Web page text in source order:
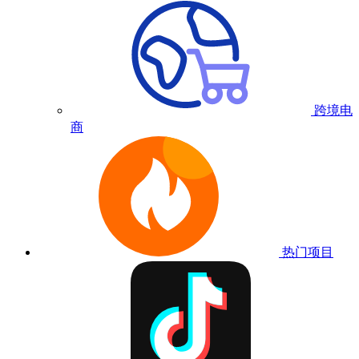
跨境电
商
热门项目